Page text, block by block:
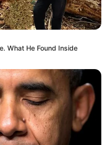
What He Found Inside